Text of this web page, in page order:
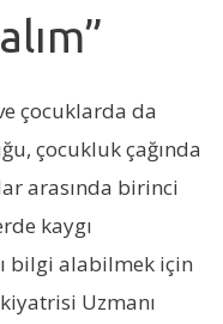
çocuklarda da
çocukluk çağında
arasında birinci
kaygı
bilgi alabilmek için
Uzmanı